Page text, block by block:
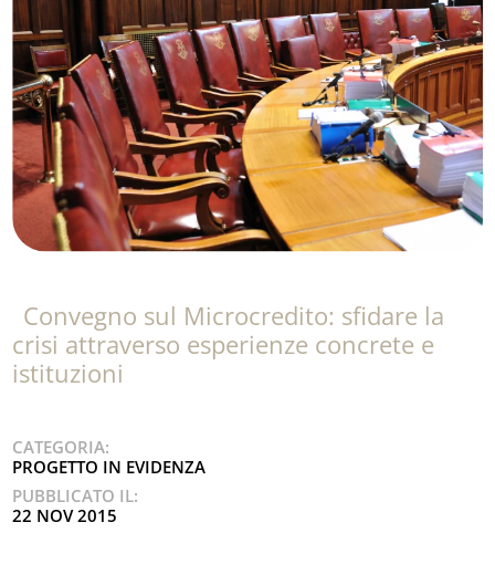
Convegno sul Microcredito: sfidare la
crisi attraverso esperienze concrete e
istituzioni
CATEGORIA:
PROGETTO IN EVIDENZA
PUBBLICATO IL:
22 NOV 2015